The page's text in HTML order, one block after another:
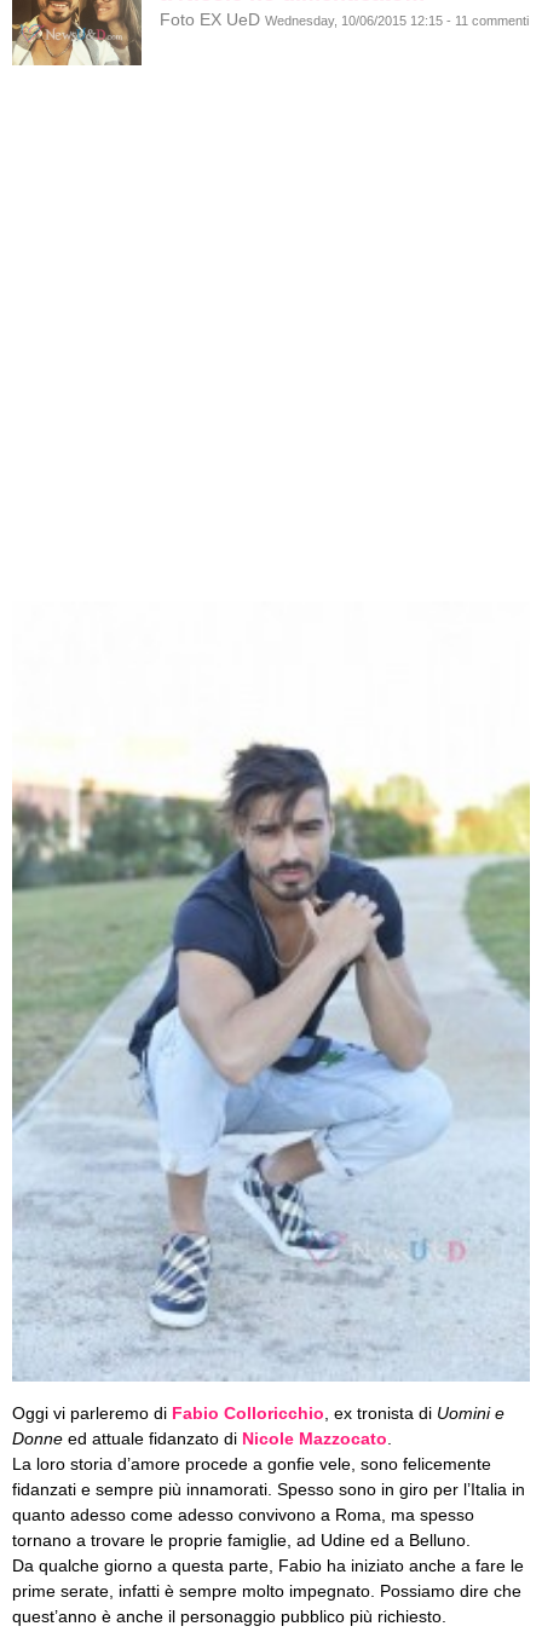
Foto EX UeD Wednesday, 10/06/2015 12:15 - 11 commenti
Oggi vi parleremo di Fabio Colloricchio, ex tronista di Uomini e
Donne ed attuale fidanzato di Nicole Mazzocato.
La loro storia d’amore procede a gonfie vele, sono felicemente
fidanzati e sempre più innamorati. Spesso sono in giro per l’Italia in
quanto adesso come adesso convivono a Roma, ma spesso
tornano a trovare le proprie famiglie, ad Udine ed a Belluno.
Da qualche giorno a questa parte, Fabio ha iniziato anche a fare le
prime serate, infatti è sempre molto impegnato. Possiamo dire che
quest’anno è anche il personaggio pubblico più richiesto.